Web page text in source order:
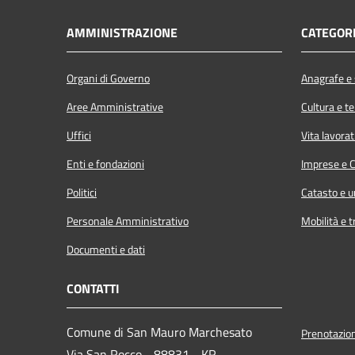
AMMINISTRAZIONE
Organi di Governo
Aree Amministrative
Uffici
Enti e fondazioni
Politici
Personale Amministrativo
Documenti e dati
Anagrafe
Cultura e
Vita
Imprese e
Catasto e
Mobilità e
CONTATTI
Comune di San Mauro Marchesato